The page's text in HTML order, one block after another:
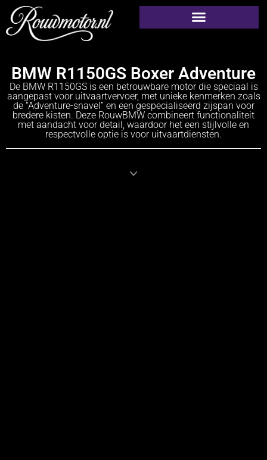
BMW R1150GS Boxer Adventure
De BMW R1150GS is een betrouwbare motor die speciaal is
aangepast voor uitvaartvervoer, met unieke kenmerken zoals
de “Adventure-snavel” en een gespecialiseerd zijspan voor
bredere kisten. Deze RouwBMW combineert functionaliteit
met aandacht voor detail, waardoor het een stijlvolle en
respectvolle optie is voor uitvaartdiensten.